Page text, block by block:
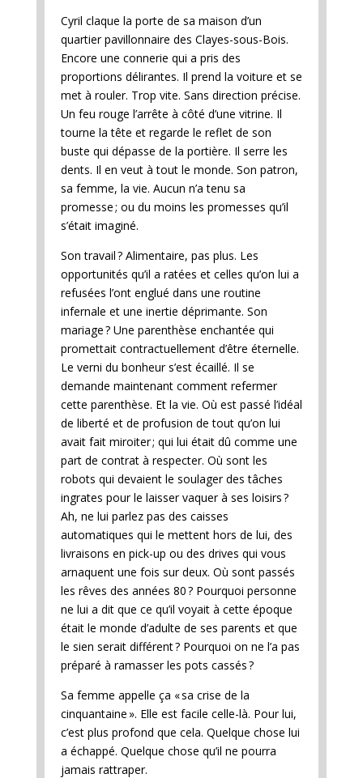
Cyril claque la porte de sa maison d’un
quartier pavillonnaire des Clayes-sous-Bois.
Encore une connerie qui a pris des
proportions délirantes. Il prend la voiture et se
met à rouler. Trop vite. Sans direction précise.
Un feu rouge l’arrête à côté d’une vitrine. Il
tourne la tête et regarde le reflet de son
buste qui dépasse de la portière. Il serre les
dents. Il en veut à tout le monde. Son patron,
sa femme, la vie. Aucun n’a tenu sa
promesse ; ou du moins les promesses qu’il
s’était imaginé.
Son travail ? Alimentaire, pas plus. Les
opportunités qu’il a ratées et celles qu’on lui a
refusées l’ont englué dans une routine
infernale et une inertie déprimante. Son
mariage ? Une parenthèse enchantée qui
promettait contractuellement d’être éternelle.
Le verni du bonheur s’est écaillé. Il se
demande maintenant comment refermer
cette parenthèse. Et la vie. Où est passé l’idéal
de liberté et de profusion de tout qu’on lui
avait fait miroiter ; qui lui était dû comme une
part de contrat à respecter. Où sont les
robots qui devaient le soulager des tâches
ingrates pour le laisser vaquer à ses loisirs ?
Ah, ne lui parlez pas des caisses
automatiques qui le mettent hors de lui, des
livraisons en pick-up ou des drives qui vous
arnaquent une fois sur deux. Où sont passés
les rêves des années 80 ? Pourquoi personne
ne lui a dit que ce qu’il voyait à cette époque
était le monde d’adulte de ses parents et que
le sien serait différent ? Pourquoi on ne l’a pas
préparé à ramasser les pots cassés ?
Sa femme appelle ça « sa crise de la
cinquantaine ». Elle est facile celle-là. Pour lui,
c’est plus profond que cela. Quelque chose lui
a échappé. Quelque chose qu’il ne pourra
jamais rattraper.